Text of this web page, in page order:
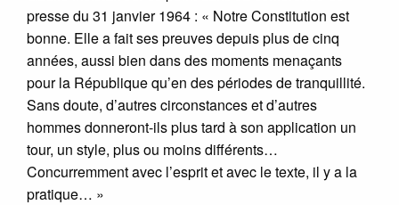
presse du 31 janvier 1964 : « Notre Constitution est
bonne. Elle a fait ses preuves depuis plus de cinq
années, aussi bien dans des moments menaçants
pour la République qu’en des périodes de tranquillité.
Sans doute, d’autres circonstances et d’autres
hommes donneront-ils plus tard à son application un
tour, un style, plus ou moins différents…
Concurremment avec l’esprit et avec le texte, il y a la
pratique… »